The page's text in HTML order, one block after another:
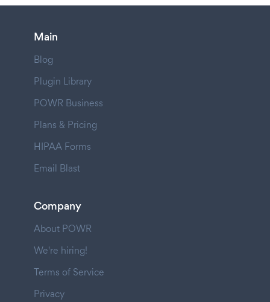
Main
Blog
Plugin Library
POWR Business
Plans & Pricing
HIPAA Forms
Email Blast
Company
About POWR
We're hiring!
Terms of Service
Privacy